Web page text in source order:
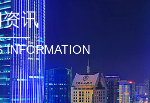
讯
INFORMATION